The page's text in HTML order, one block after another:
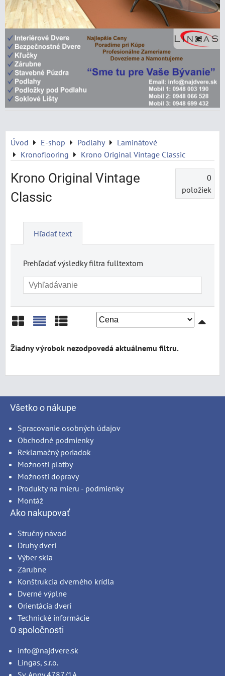
Úvod E-shop Podlahy
Laminátové
Kronoflooring
Krono Original Vintage Classic
Krono Original Vintage
Classic
0
položiek
Hľadať text
Prehľadať výsledky filtra fulltextom
Mriežka
Všetko o nákupe
Spracovanie osobných údajov
Obchodné podmienky
Reklamačný poriadok
Možnosti platby
Možnosti dopravy
Produkty na mieru - podmienky
Montáž
Ako nakupovať
Stručný návod
Druhy dverí
Výber skla
Zárubne
Konštrukcia dverného krídla
Dverné výplne
Orientácia dverí
Technické informácie
O spoločnosti
info@najdvere.sk
Lingas, s.r.o.